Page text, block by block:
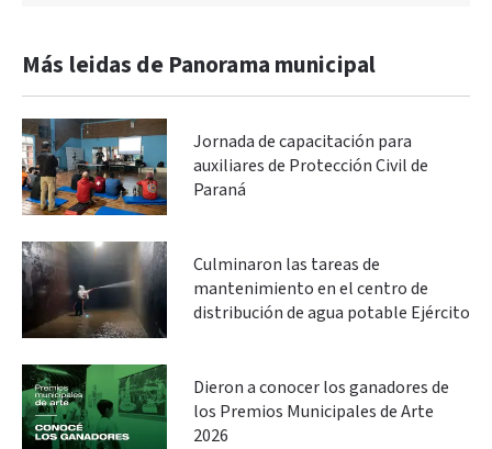
Más leidas de Panorama municipal
Jornada de capacitación para
auxiliares de Protección Civil de
Paraná
Culminaron las tareas de
mantenimiento en el centro de
distribución de agua potable Ejército
Dieron a conocer los ganadores de
los Premios Municipales de Arte
2026